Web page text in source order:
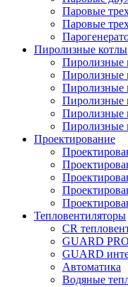
Паровые
Паровые
Пиролизные котлы
Пиролизные
Пиролизные
Пиролизные
Пиролизные
Пиролизные
Пиролизные
Проектирование
Тепловентиляторы
CR
GUARD
GUARD
Автоматика
Водяные